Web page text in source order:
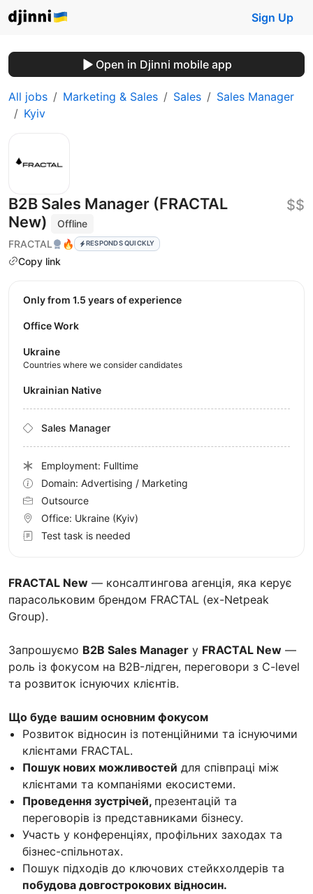
Sign Up
Open in Djinni mobile app
All jobs Marketing & Sales Sales
Sales Manager
Kyiv
B2B Sales Manager (FRACTAL
New)
Offline
FRACTAL
🔥 RESPONDS QUICKLY
Copy link
$$
FRACTAL New — консалтингова агенція, яка керує
парасольковим брендом FRACTAL (ex-Netpeak
Group).
Запрошуємо B2B Sales Manager у FRACTAL New —
роль із фокусом на B2B-лідген, переговори з C-level
та розвиток існуючих клієнтів.
Що буде вашим основним фокусом
Розвиток відносин із потенційними та існуючими
клієнтами FRACTAL.
Пошук нових можливостей для співпраці між
клієнтами та компаніями екосистеми.
Проведення зустрічей, презентацій та
переговорів із представниками бізнесу.
Участь у конференціях, профільних заходах та
бізнес-спільнотах.
Пошук підходів до ключових стейкхолдерів та
побудова довгострокових відносин.
Only from 1.5 years of experience
Office Work
Ukraine
Countries where we consider candidates
Ukrainian Native
Sales Manager
Employment: Fulltime
Domain: Advertising / Marketing
Outsource
Office: Ukraine (Kyiv)
Test task is needed